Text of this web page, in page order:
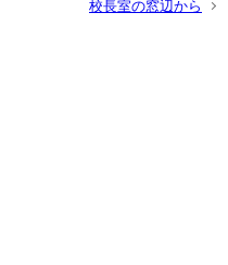
校長室の窓辺から